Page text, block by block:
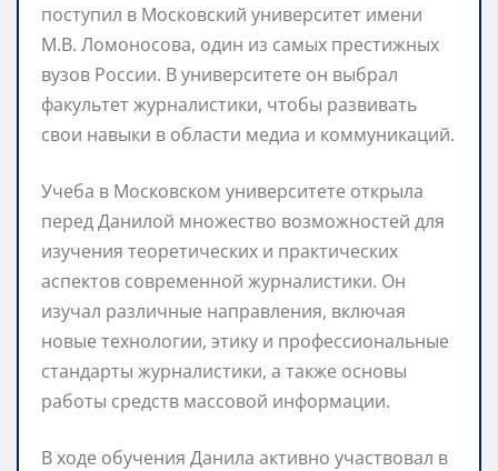
поступил в Московский университет имени
М.В. Ломоносова, один из самых престижных
вузов России. В университете он выбрал
факультет журналистики, чтобы развивать
свои навыки в области медиа и коммуникаций.
Учеба в Московском университете открыла
перед Данилой множество возможностей для
изучения теоретических и практических
аспектов современной журналистики. Он
изучал различные направления, включая
новые технологии, этику и профессиональные
стандарты журналистики, а также основы
работы средств массовой информации.
В ходе обучения Данила активно участвовал в